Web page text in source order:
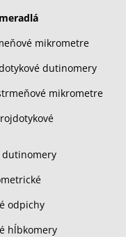
mikrometre
dutinomery
mikrometre
dutinomery
odpichy
hĺbkomery